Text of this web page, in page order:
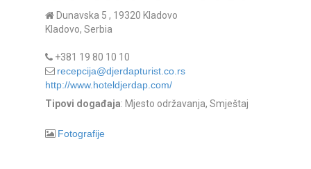
Dunavska 5 , 19320 Kladovo
Kladovo, Serbia
+381 19 80 10 10
recepcija@djerdapturist.co.rs
http://www.hoteldjerdap.com/
Tipovi događaja: Mjesto održavanja, Smještaj
Fotografije